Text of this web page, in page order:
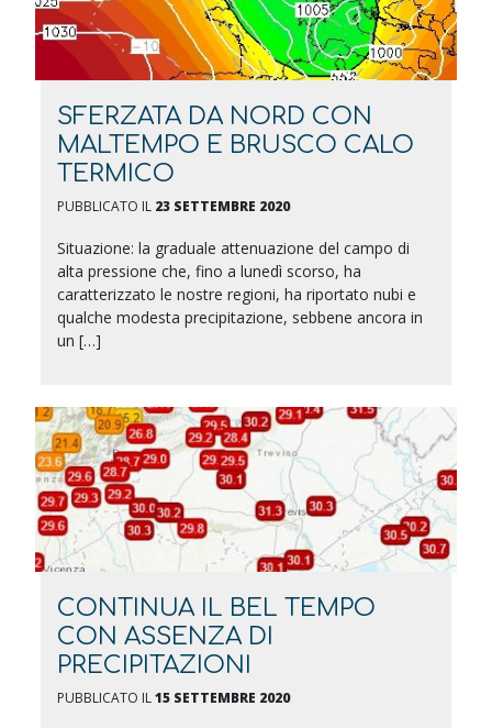
SFERZATA DA NORD CON
MALTEMPO E BRUSCO CALO
TERMICO
PUBBLICATO IL 23 SETTEMBRE 2020
Situazione: la graduale attenuazione del campo di
alta pressione che, fino a lunedì scorso, ha
caratterizzato le nostre regioni, ha riportato nubi e
qualche modesta precipitazione, sebbene ancora in
un […]
CONTINUA IL BEL TEMPO
CON ASSENZA DI
PRECIPITAZIONI
PUBBLICATO IL15 SETTEMBRE 2020